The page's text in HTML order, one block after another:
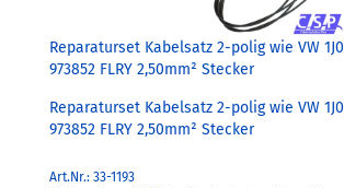
Reparaturset Kabelsatz 2-polig wie VW
973852 FLRY 2,50mm² Stecker
Reparaturset Kabelsatz 2-polig wie VW
973852 FLRY 2,50mm² Stecker
Art.Nr.: 33-1193